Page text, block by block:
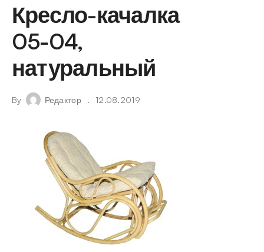
Кресло-качалка
05-04,
натуральный
By Редактор 12.08.2019